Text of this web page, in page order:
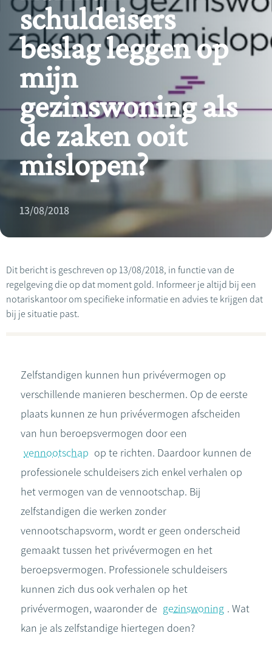
schuldeisers
beslag leggen op
mijn
gezinswoning als
de zaken ooit
mislopen?
13/08/2018
Dit bericht is geschreven op 13/08/2018, in functie van de
regelgeving die op dat moment gold. Informeer je altijd bij een
notariskantoor om specifieke informatie en advies te krijgen dat
bij je situatie past.
Zelfstandigen kunnen hun privévermogen op
verschillende manieren beschermen. Op de eerste
plaats kunnen ze hun privévermogen afscheiden
van hun beroepsvermogen door een
vennootschap op te richten. Daardoor kunnen de
professionele schuldeisers zich enkel verhalen op
het vermogen van de vennootschap. Bij
zelfstandigen die werken zonder
vennootschapsvorm, wordt er geen onderscheid
gemaakt tussen het privévermogen en het
beroepsvermogen. Professionele schuldeisers
kunnen zich dus ook verhalen op het
privévermogen, waaronder de gezinswoning . Wat
kan je als zelfstandige hiertegen doen?